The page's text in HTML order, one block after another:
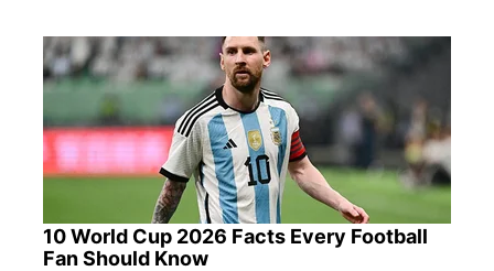
10 World Cup 2026 Facts Every Football
Fan Should Know